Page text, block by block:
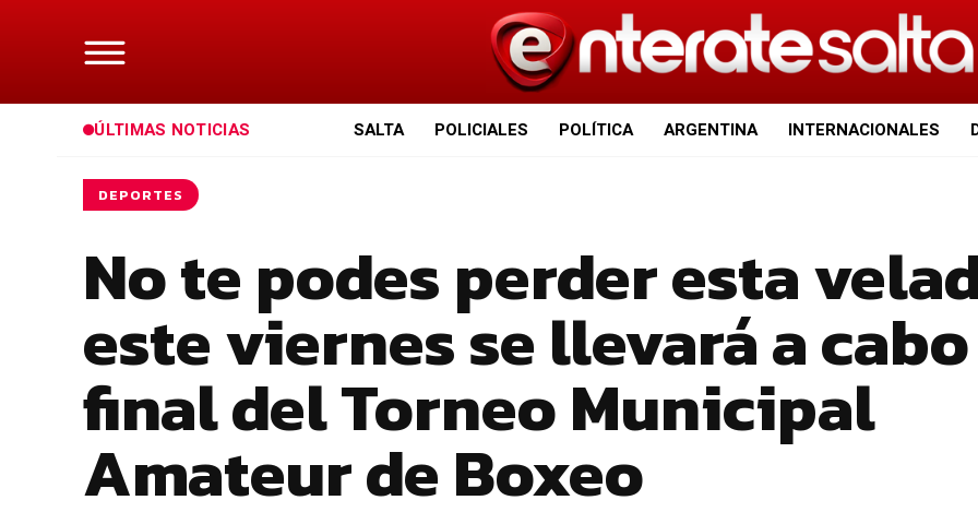
ÚLTIMAS NOTICIAS SALTA POLICIALES POLÍTICA ARGENTINA INTERNACIONALES
DEPORTES
No te podes perder esta
este viernes se llevará a
final del Torneo Municipal
Amateur de Boxeo